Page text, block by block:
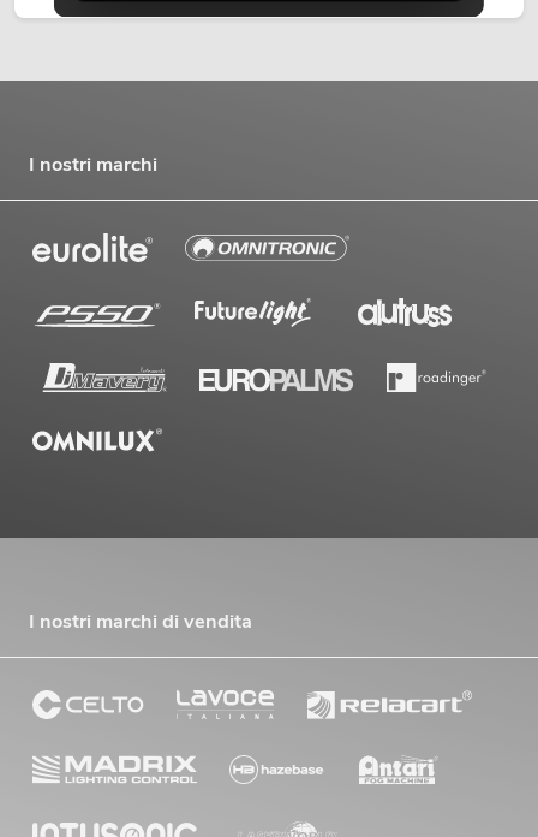
I nostri marchi
I nostri marchi di vendita